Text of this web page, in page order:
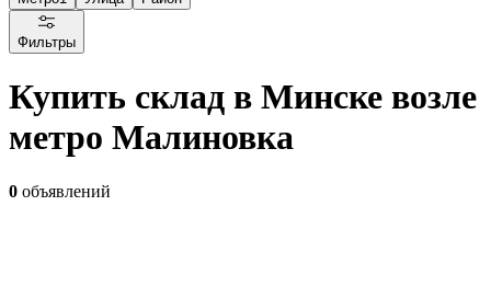
Фильтры
Купить склад в Минске возле
метро Малиновка
0 объявлений